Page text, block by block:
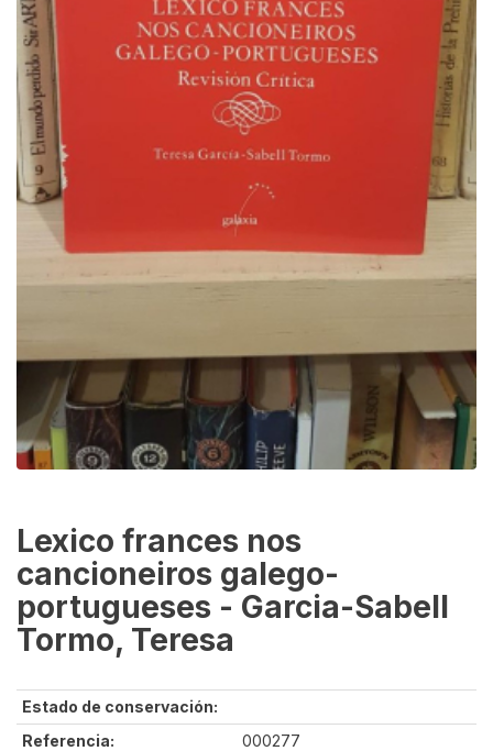
Lexico frances nos
cancioneiros galego-
portugueses - Garcia-Sabell
Tormo, Teresa
Estado de conservación:
Referencia:
000277